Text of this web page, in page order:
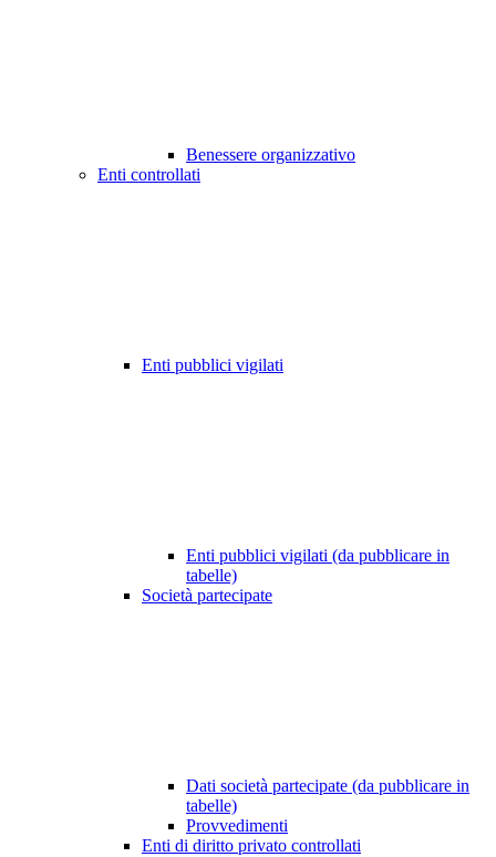
Benessere organizzativo
Enti controllati
Enti pubblici vigilati
Enti pubblici vigilati (da pubblicare in
tabelle)
Società partecipate
Dati società partecipate (da pubblicare in
tabelle)
Provvedimenti
Enti di diritto privato controllati